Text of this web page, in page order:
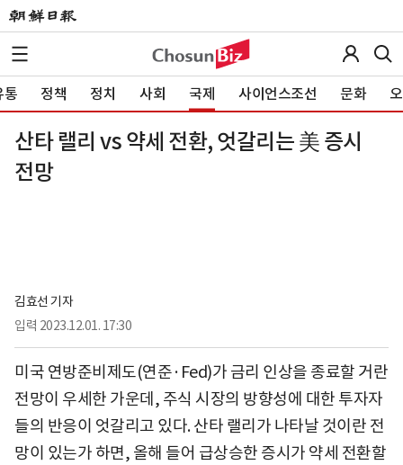
통 정책 정치 사회 국제 사이언스조선 문화
산타 랠리 vs 약세 전환, 엇갈리는 美 증시
전망
김효선 기자
입력 2023.12.01. 17:30
미국 연방준비제도(연준·Fed)가 금리 인상을 종료할 거란
전망이 우세한 가운데, 주식 시장의 방향성에 대한 투자자
들의 반응이 엇갈리고 있다. 산타 랠리가 나타날 것이란 전
망이 있는가 하면, 올해 들어 급상승한 증시가 약세 전환할